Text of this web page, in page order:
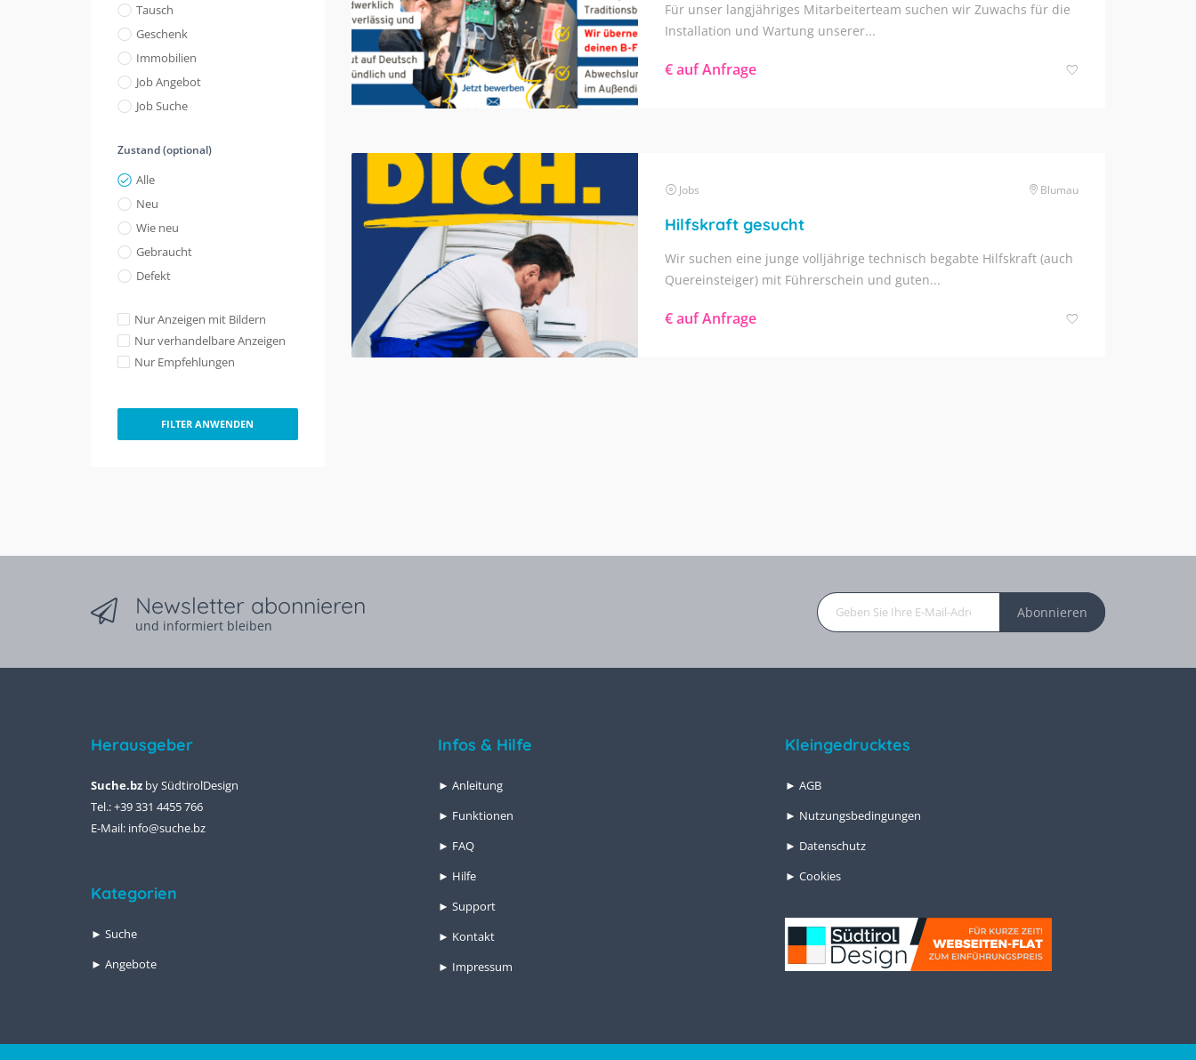
Tausch
Geschenk
Immobilien
Job Angebot
Job Suche
Zustand (optional)
Alle
Neu
Wie neu
Gebraucht
Defekt
Nur Anzeigen mit Bildern
Nur verhandelbare Anzeigen
Nur Empfehlungen
FILTER ANWENDEN
Für unser langjähriges Mitarbeiterteam suchen wir Zuwachs für die
Installation und Wartung unserer...
€ auf Anfrage
Jobs Blumau
Hilfskraft gesucht
Wir suchen eine junge volljährige technisch begabte Hilfskraft (auch
Quereinsteiger) mit Führerschein und guten...
€ auf Anfrage
Newsletter abonnieren
und informiert bleiben
Abonnieren
Herausgeber
Suche.bz bySüdtirolDesign
Tel.: +39 331 4455 766
E-Mail: info@suche.bz
Kategorien
► Suche
► Angebote
Infos & Hilfe
► Anleitung
► Funktionen
► FAQ
► Hilfe
► Support
► Kontakt
► Impressum
Kleingedrucktes
► AGB
► Nutzungsbedingungen
► Datenschutz
► Cookies